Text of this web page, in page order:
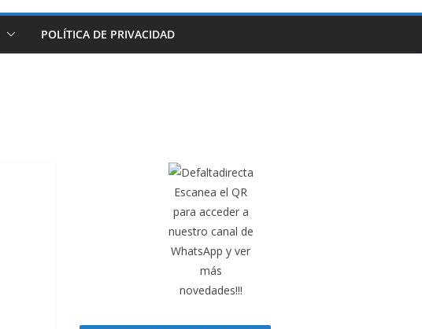
POLÍTICA DE PRIVACIDAD
Escanea el QR
para acceder a
nuestro canal de
WhatsApp y ver
más
novedades!!!